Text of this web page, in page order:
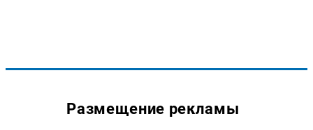
Размещение рекламы